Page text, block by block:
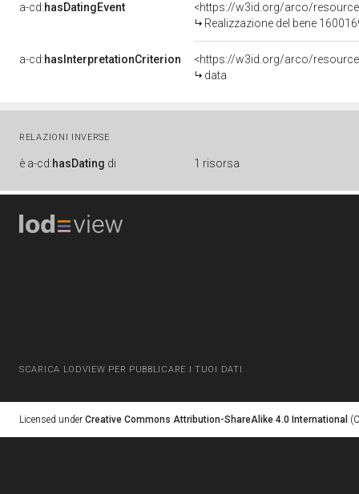
a-cd:hasDatingEvent
<https://w3id.org/arco/
Realizzazione del bene
a-cd:hasInterpretationCriterion
<https://w3id.org/arco/
data
RELAZIONI INVERSE
è a-cd:hasDating di 1 risorsa
SCARICA LODVIEW PER PUBBLICARE I TUOI DATI
Licensed under Creative Commons Attribution-ShareAlike 4.0 International